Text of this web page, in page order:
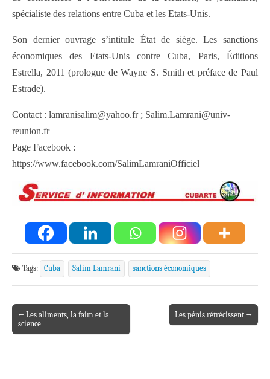
spécialiste des relations entre Cuba et les Etats-Unis.
Son dernier ouvrage s’intitule État de siège. Les sanctions
économiques des Etats-Unis contre Cuba, Paris, Éditions
Estrella, 2011 (prologue de Wayne S. Smith et préface de Paul
Estrade).
Contact : lamranisalim@yahoo.fr ; Salim.Lamrani@univ-
reunion.fr
Page Facebook :
https://www.facebook.com/SalimLamraniOfficiel
Tags: Cuba Salim Lamrani sanctions économiques
Post navigation
← Les aliments, la faim et la
science
Les pénis rétrécissent →